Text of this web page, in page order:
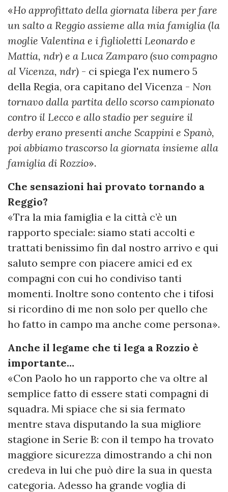
«Ho approfittato della giornata libera per fare
un salto a Reggio assieme alla mia famiglia (la
moglie Valentina e i figlioletti Leonardo e
Mattia, ndr) e a Luca Zamparo (suo compagno
al Vicenza, ndr) - ci spiega l'ex numero 5
della Regia, ora capitano del Vicenza - Non
tornavo dalla partita dello scorso campionato
contro il Lecco e allo stadio per seguire il
derby erano presenti anche Scappini e Spanò,
poi abbiamo trascorso la giornata insieme alla
famiglia di Rozzio».
Che sensazioni hai provato tornando a
Reggio?
«Tra la mia famiglia e la città c’è un
rapporto speciale: siamo stati accolti e
trattati benissimo fin dal nostro arrivo e qui
saluto sempre con piacere amici ed ex
compagni con cui ho condiviso tanti
momenti. Inoltre sono contento che i tifosi
si ricordino di me non solo per quello che
ho fatto in campo ma anche come persona».
Anche il legame che ti lega a Rozzio è
importante…
«Con Paolo ho un rapporto che va oltre al
semplice fatto di essere stati compagni di
squadra. Mi spiace che si sia fermato
mentre stava disputando la sua migliore
stagione in Serie B: con il tempo ha trovato
maggiore sicurezza dimostrando a chi non
credeva in lui che può dire la sua in questa
categoria. Adesso ha grande voglia di